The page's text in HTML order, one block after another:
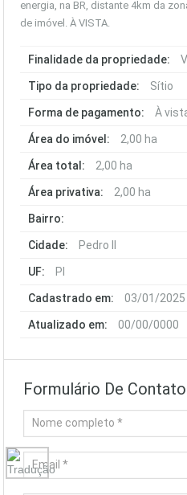
energia, na BR, distante 4km da
de imóvel. À VISTA.
Finalidade da propriedade:
Tipo da propriedade: Sítio
Forma de pagamento: À
Área do imóvel: 2,00 ha
Área total: 2,00 ha
Área privativa: 2,00 ha
Bairro:
Cidade: Pedro II
UF: PI
Cadastrado em: 03/01/2025
Atualizado em: 00/00/0000
Formulário De Contato